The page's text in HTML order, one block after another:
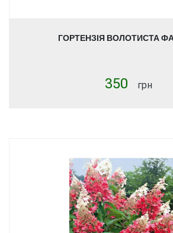
ГОРТЕНЗІЯ ВОЛОТИСТА
350 грн